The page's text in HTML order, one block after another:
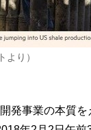
り）
発事業の本質を